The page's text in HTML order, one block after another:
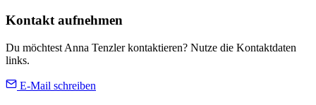
Kontakt aufnehmen
Du möchtest Anna Tenzler kontaktieren? Nutze die Kontaktdaten
links.
E-Mail schreiben